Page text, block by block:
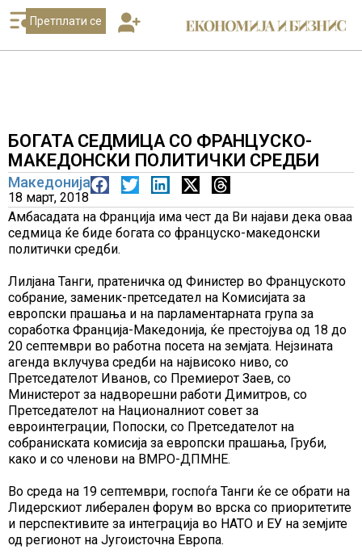
Претплати се
БОГАТА СЕДМИЦА СО ФРАНЦУСКО-
МАКЕДОНСКИ ПОЛИТИЧКИ СРЕДБИ
Македонија
18 март, 2018
Амбасадата на Франција има чест да Ви најави дека оваа
седмица ќе биде богата со француско-македонски
политички средби.
Лилјана Танги, пратеничка од Финистер во Француското
собрание, заменик-претседател на Комисијата за
европски прашања и на парламентарната група за
соработка Франција-Македонија, ќе престојува од 18 до
20 септември во работна посета на земјата. Нејзината
агенда вклучува средби на највисоко ниво, со
Претседателот Иванов, со Премиерот Заев, со
Министерот за надворешни работи Димитров, со
Претседателот на Националниот совет за
евроинтеграции, Попоски, со Претседателот на
собраниската комисија за европски прашања, Груби,
како и со членови на ВМРО-ДПМНЕ.
Во среда на 19 септември, госпоѓа Танги ќе се обрати на
Лидерскиот либерален форум во врска со приоритетите
и перспективите за интеграција во НАТО и ЕУ на земјите
од регионот на Југоисточна Европа.